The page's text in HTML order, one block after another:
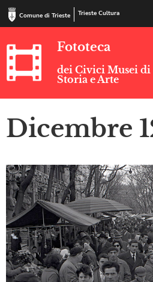
Comune di Trieste Trieste Cultura
Fototeca
dei Civici Musei di
Storia e Arte
Dicembre